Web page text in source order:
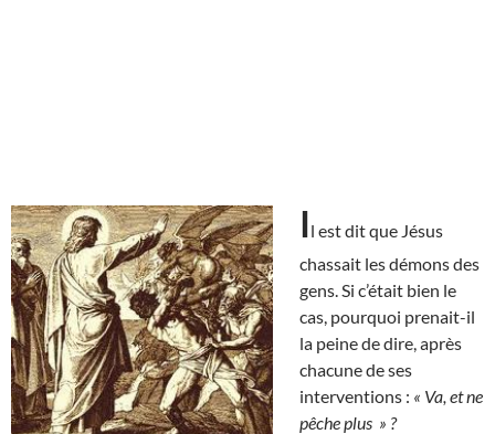
Il est dit que Jésus
chassait les démons des
gens. Si c’était bien le
cas, pourquoi prenait-il
la peine de dire, après
chacune de ses
interventions : « Va, et ne
pêche plus » ?